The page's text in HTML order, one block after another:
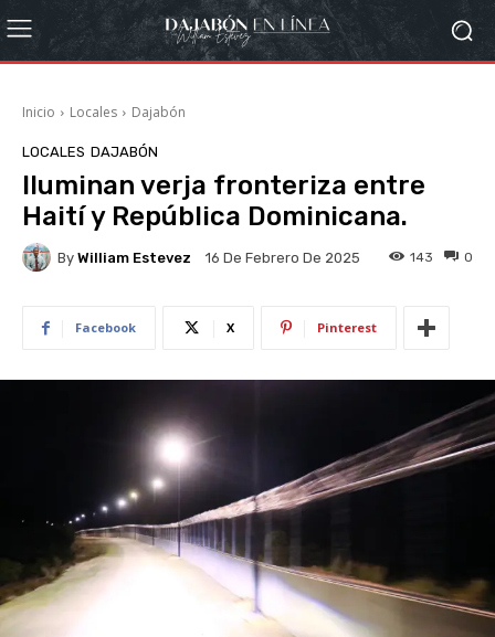
Inicio Locales Dajabón
LOCALES DAJABÓN
Iluminan verja fronteriza entre
Haití y República Dominicana.
By William Estevez 16 De Febrero De 2025 0
143
Facebook X Pinterest